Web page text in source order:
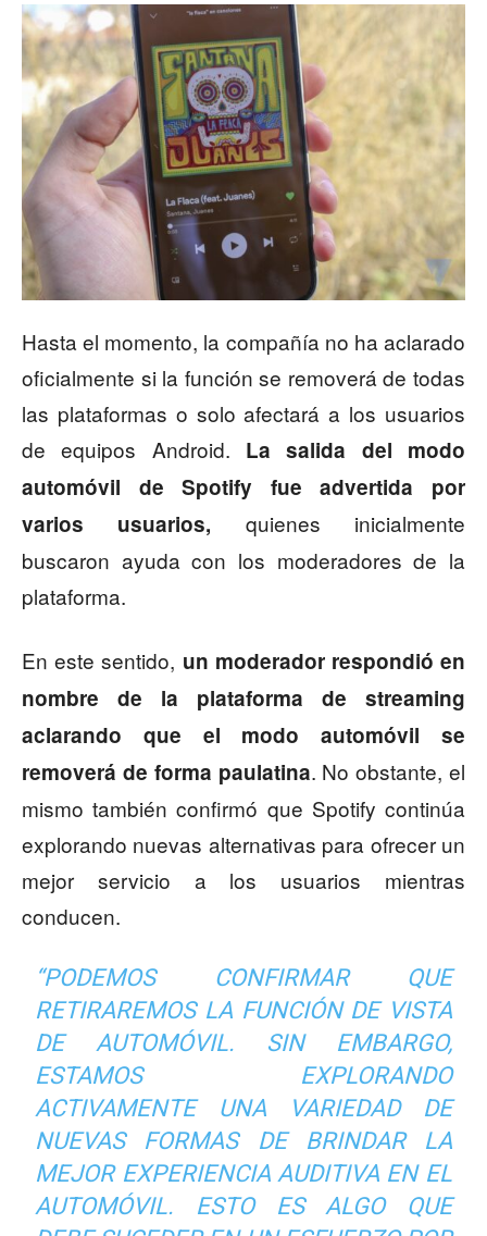
Hasta el momento, la compañía no ha aclarado
oficialmente si la función se removerá de todas
las plataformas o solo afectará a los usuarios
de equipos Android. La salida del modo
automóvil de Spotify fue advertida por
varios usuarios, quienes inicialmente
buscaron ayuda con los moderadores de la
plataforma.
En este sentido, un moderador respondió en
nombre de la plataforma de streaming
aclarando que el modo automóvil se
removerá de forma paulatina. No obstante, el
mismo también confirmó que Spotify continúa
explorando nuevas alternativas para ofrecer un
mejor servicio a los usuarios mientras
conducen.
“PODEMOS CONFIRMAR QUE
RETIRAREMOS LA FUNCIÓN DE VISTA
DE AUTOMÓVIL. SIN EMBARGO,
ESTAMOS EXPLORANDO
ACTIVAMENTE UNA VARIEDAD DE
NUEVAS FORMAS DE BRINDAR LA
MEJOR EXPERIENCIA AUDITIVA EN EL
AUTOMÓVIL. ESTO ES ALGO QUE